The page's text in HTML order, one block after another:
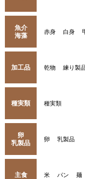
魚介
海藻
赤身 白身
加工品 乾物 練り製
種実類 種実類
卵
乳製品
卵 乳製品
主食 米 パン 麺